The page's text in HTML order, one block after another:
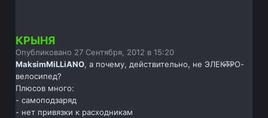
КРЫНЯ
Опубликовано 27 Сентября, 2012 в 15:20
MaksimMiLLiANO, а почему, действительно, не ЭЛЕКТРО-
велосипед?
Плюсов много:
- самоподзаряд
- нет привязки к расходникам